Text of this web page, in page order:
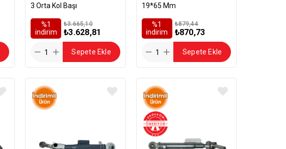
3 Orta Kol Başı
%1
i̇ndirim
₺3.628,81
₺3.665,10
Sepete Ekle
19*65 Mm
%1
i̇ndirim
₺870,73
₺879,44
Sepete Ekle